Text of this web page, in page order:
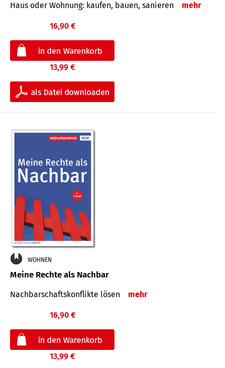
Haus oder Wohnung: kaufen, bauen, sanieren mehr
16,90 €
13,99 €
WOHNEN
Meine Rechte als Nachbar
Nach­bar­schafts­konflikte lösen mehr
16,90 €
13,99 €